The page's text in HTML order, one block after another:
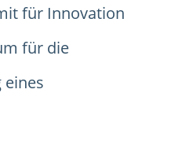
für Innovation
für die